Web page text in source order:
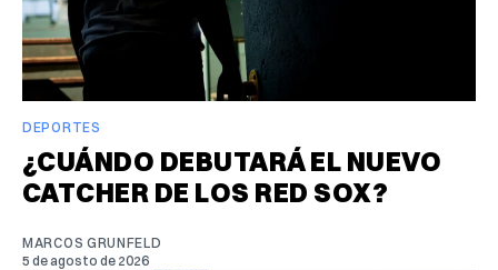
DEPORTES
¿CUÁNDO DEBUTARÁ EL NUEVO
CATCHER DE LOS RED SOX?
MARCOS GRUNFELD
5 de agosto de 2026